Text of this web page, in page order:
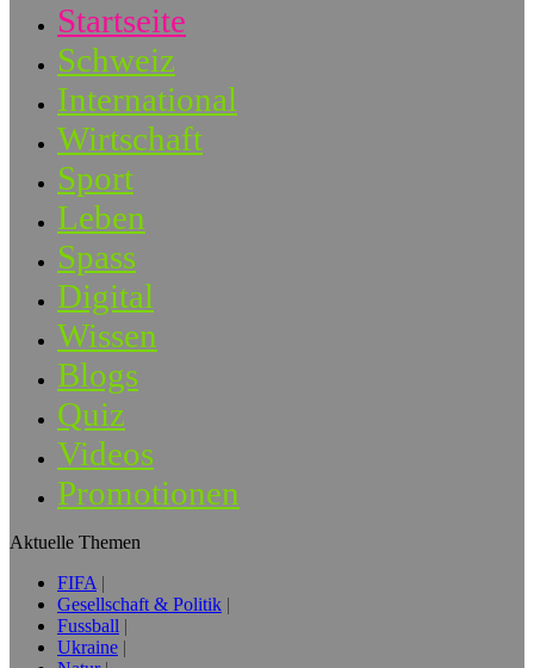
Startseite
Schweiz
International
Wirtschaft
Sport
Leben
Spass
Digital
Wissen
Blogs
Quiz
Videos
Promotionen
Aktuelle Themen
FIFA
Gesellschaft & Politik
Fussball
Ukraine